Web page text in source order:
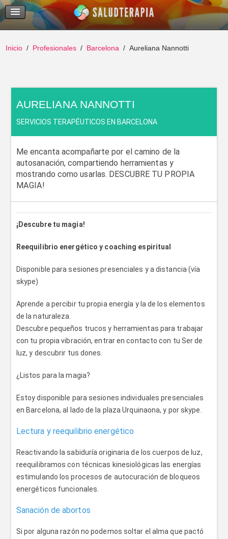
Temas Recientes
Buscar
Inicio Profesionales Barcelona Aureliana Nannotti
AURELIANA NANNOTTI
SERVICIOS TERAPÉUTICOS EN BARCELONA
Me encanta acompañarte por el camino de la
autosanación, compartiendo herramientas y
mostrando como usarlas. DESCUBRE TU PROPIA
MAGIA!
¡Descubre tu magia!
Reequilibrio energético y coaching espiritual
Disponible para sesiones presenciales y a distancia (vía
skype)
Aprende a percibir tu propia energía y la de los elementos
de la naturaleza.
Descubre pequeños trucos y herramientas para trabajar
con tu propia vibración, entrar en contacto con tu Ser de
luz, y descubrir tus dones.
¿Listos para la magia?
Estoy disponible para sesiones individuales presenciales
en Barcelona, al lado de la plaza Urquinaona, y por skype.
Lectura y reequilibrio energético
Reactivando la sabiduría originaria de los cuerpos de luz,
reequilibramos con técnicas kinesiológicas las energías
estimulando los procesos de autocuración de bloqueos
energéticos funcionales.
Sanación de abortos
Si por alguna razón no podemos soltar el alma que pactó